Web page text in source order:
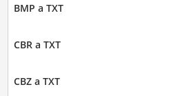
BMP a TXT
CBR a TXT
CBZ a TXT